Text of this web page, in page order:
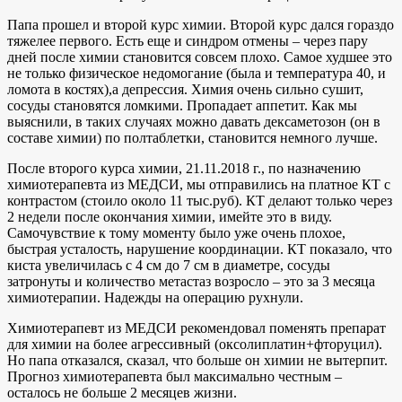
Папа прошел и второй курс химии. Второй курс дался гораздо
тяжелее первого. Есть еще и синдром отмены – через пару
дней после химии становится совсем плохо. Самое худшее это
не только физическое недомогание (была и температура 40, и
ломота в костях),а депрессия. Химия очень сильно сушит,
сосуды становятся ломкими. Пропадает аппетит. Как мы
выяснили, в таких случаях можно давать дексаметозон (он в
составе химии) по полтаблетки, становится немного лучше.
После второго курса химии, 21.11.2018 г., по назначению
химиотерапевта из МЕДСИ, мы отправились на платное КТ с
контрастом (стоило около 11 тыс.руб). КТ делают только через
2 недели после окончания химии, имейте это в виду.
Самочувствие к тому моменту было уже очень плохое,
быстрая усталость, нарушение координации. КТ показало, что
киста увеличилась с 4 см до 7 см в диаметре, сосуды
затронуты и количество метастаз возросло – это за 3 месяца
химиотерапии. Надежды на операцию рухнули.
Химиотерапевт из МЕДСИ рекомендовал поменять препарат
для химии на более агрессивный (оксолиплатин+фторуцил).
Но папа отказался, сказал, что больше он химии не вытерпит.
Прогноз химиотерапевта был максимально честным –
осталось не больше 2 месяцев жизни.